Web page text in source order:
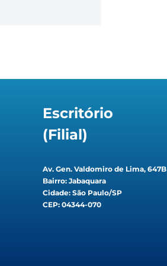
Escritório
(Filial)
Av. Gen. Valdomiro de Lima, 647B
Bairro: Jabaquara
Cidade: São Paulo/SP
CEP: 04344-070